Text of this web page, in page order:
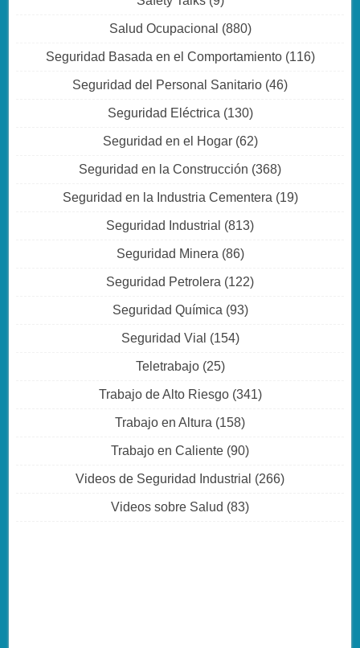
Salud Ocupacional (880)
Seguridad Basada en el Comportamiento(116)
Seguridad del Personal Sanitario (46)
Seguridad Eléctrica(130)
Seguridad en el Hogar(62)
Seguridad en la Construcción (368)
Seguridad en la Industria Cementera(19)
Seguridad Industrial (813)
Seguridad Minera(86)
Seguridad Petrolera (122)
Seguridad Química(93)
Seguridad Vial (154)
Teletrabajo(25)
Trabajo de Alto Riesgo(341)
Trabajo en Altura (158)
Trabajo en Caliente (90)
Videos de Seguridad Industrial (266)
Videos sobre Salud (83)